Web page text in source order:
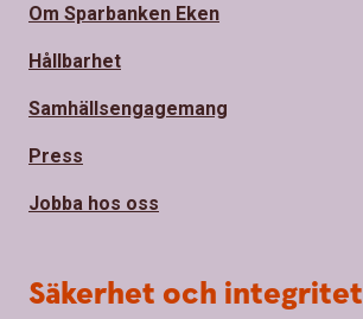
Om Sparbanken Eken
Hållbarhet
Samhällsengagemang
Press
Jobba hos oss
Säkerhet och integritet